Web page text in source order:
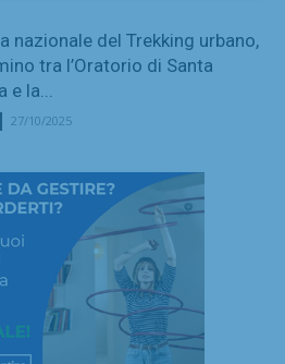
nazionale del Trekking urbano,
tra l’Oratorio di Santa
la...
27/10/2025